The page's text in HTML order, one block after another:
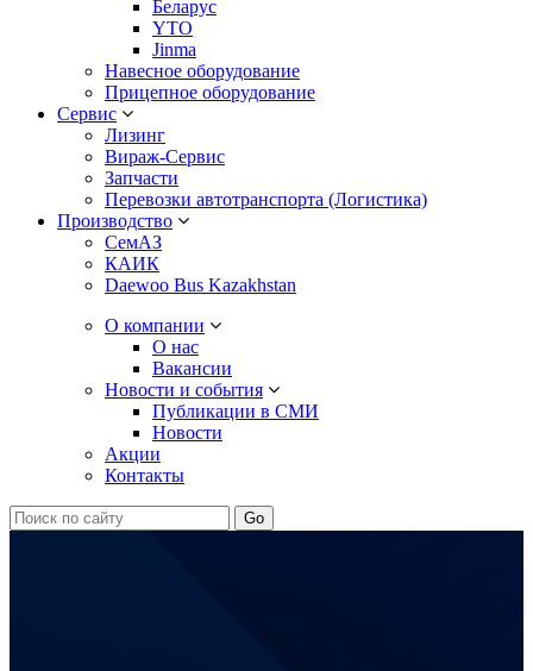
Беларус
YTO
Jinma
Навесное оборудование
Прицепное оборудование
Сервис
Лизинг
Вираж-Сервис
Запчасти
Перевозки автотранспорта (Логистика)
Производство
СемАЗ
КАИК
Daewoo Bus Kazakhstan
О компании
О нас
Вакансии
Новости и события
Публикации в СМИ
Новости
Акции
Контакты